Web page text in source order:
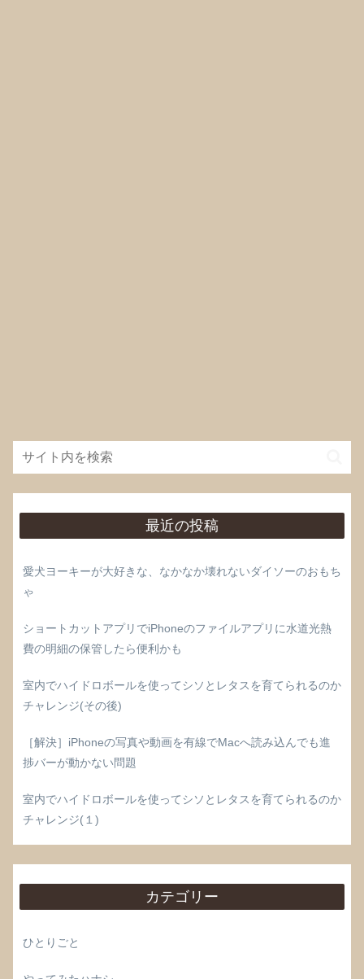
最近の投稿
愛犬ヨーキーが大好きな、なかなか壊れないダイソーのおもち
ゃ
ショートカットアプリでiPhoneのファイルアプリに水道光熱
費の明細の保管したら便利かも
室内でハイドロボールを使ってシソとレタスを育てられるのか
チャレンジ(その後)
［解決］iPhoneの写真や動画を有線でMacへ読み込んでも進
捗バーが動かない問題
室内でハイドロボールを使ってシソとレタスを育てられるのか
チャレンジ(１)
カテゴリー
ひとりごと